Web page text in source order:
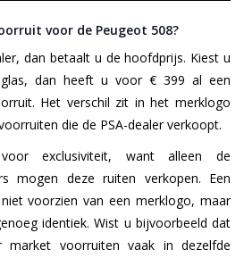
voor de Peugeot 508?
dan betaalt u de hoofdprijs. Kiest u
dan heeft u voor € 399 al een
Het verschil zit in het merklogo
die de PSA-dealer verkoopt.
exclusiviteit, want alleen de
mogen deze ruiten verkopen. Een
voorzien van een merklogo, maar
identiek. Wist u bijvoorbeeld dat
voorruiten vaak in dezelfde